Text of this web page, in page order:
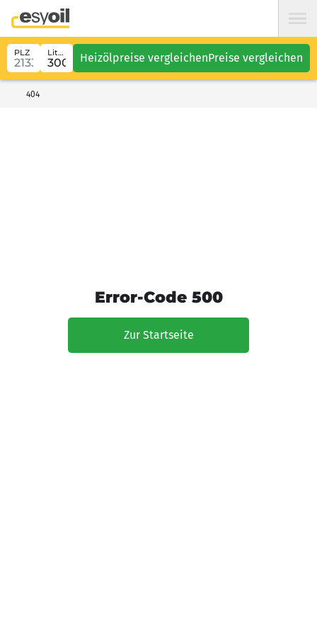
PLZ Liter Heizölpreise vergleichenPreise vergleichen
404
Error-Code 500
Zur Startseite